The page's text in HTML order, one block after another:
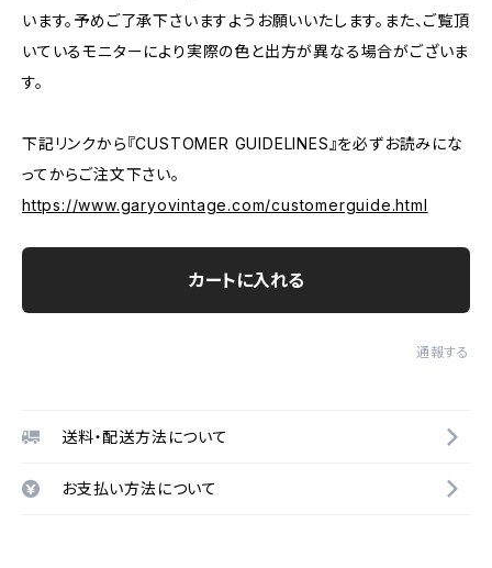
います。予めご了承下さいますようお願いいたします。また、ご覧頂
いているモニターにより実際の色と出方が異なる場合がございま
す。
下記リンクから『CUSTOMER GUIDELINES』を必ずお読みにな
ってからご注文下さい。
https://www.garyovintage.com/customerguide.html
カートに入れる
通報する
送料・配送方法について
お支払い方法について